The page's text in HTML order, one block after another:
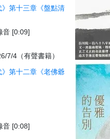
》第十三章《盤點清
音 [0:09]
7/4（有聲書籍）
》第十二章《老佛爺
音 [0:08]